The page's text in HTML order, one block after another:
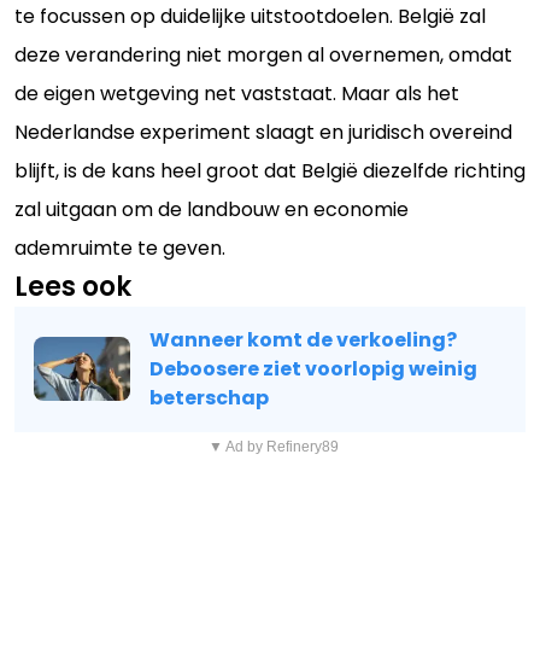
te focussen op duidelijke uitstootdoelen. België zal
deze verandering niet morgen al overnemen, omdat
de eigen wetgeving net vaststaat. Maar als het
Nederlandse experiment slaagt en juridisch overeind
blijft, is de kans heel groot dat België diezelfde richting
zal uitgaan om de landbouw en economie
ademruimte te geven.
Lees ook
Wanneer komt de verkoeling?
Deboosere ziet voorlopig weinig
beterschap
▼ Ad by Refinery89